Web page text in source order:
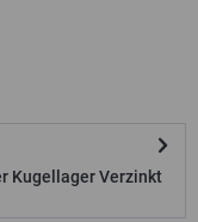
Kugellager Verzinkt